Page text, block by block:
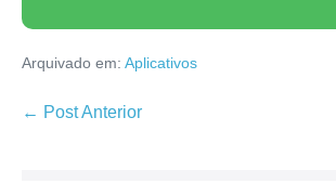
Arquivado em: Aplicativos
Navegação
← Post Anterior